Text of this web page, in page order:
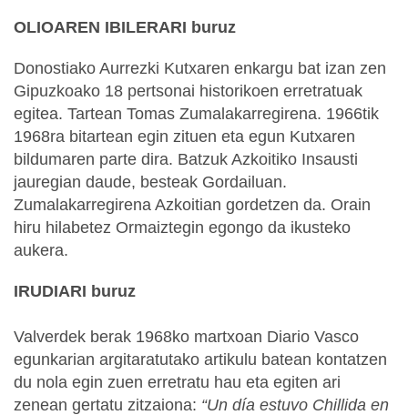
OLIOAREN IBILERARI buruz
Donostiako Aurrezki Kutxaren enkargu bat izan zen
Gipuzkoako 18 pertsonai historikoen erretratuak
egitea. Tartean Tomas Zumalakarregirena. 1966tik
1968ra bitartean egin zituen eta egun Kutxaren
bildumaren parte dira. Batzuk Azkoitiko Insausti
jauregian daude, besteak Gordailuan.
Zumalakarregirena Azkoitian gordetzen da. Orain
hiru hilabetez Ormaiztegin egongo da ikusteko
aukera.
IRUDIARI buruz
Valverdek berak 1968ko martxoan Diario Vasco
egunkarian argitaratutako artikulu batean kontatzen
du nola egin zuen erretratu hau eta egiten ari
zenean gertatu zitzaiona: “Un día estuvo Chillida en